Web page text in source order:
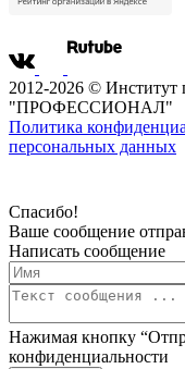
2012-2026 ©
"ПРОФЕССИОНАЛ"
Политика
персональных данных
Спасибо!
Ваше сообщение
Написать сообщение
Нажимая кнопку
конфиденциальности